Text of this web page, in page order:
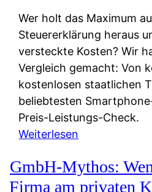
u
n
f
t
e
i
e
W
e
t
e
m
M
I
R
:
W
e
Wer holt das Maximum
Steuererklärung heraus
versteckte Kosten? Wir
Vergleich gemacht: Von
kostenlosen staatlichen
beliebtesten
Preis-Leistungs-Check.
Weiterlesen
t
e
GmbH-Mythos:
Firma am privaten